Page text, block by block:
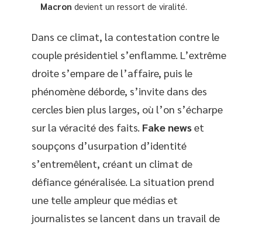
Macron devient un ressort de viralité.
Dans ce climat, la contestation contre le
couple présidentiel s’enflamme. L’extrême
droite s’empare de l’affaire, puis le
phénomène déborde, s’invite dans des
cercles bien plus larges, où l’on s’écharpe
sur la véracité des faits. Fake newset
soupçons d’usurpation d’identité
s’entremêlent, créant un climat de
défiance généralisée. La situation prend
une telle ampleur que médias et
journalistes se lancent dans un travail de